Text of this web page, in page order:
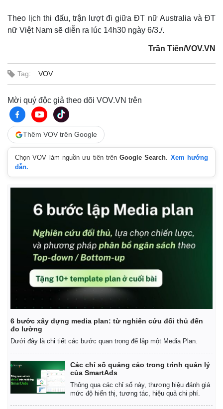
Thế giới
Quan sát
Multimedia
Video
E-Magazine
Theo lịch thi đấu, trận lượt đi giữa ĐT nữ Australia và ĐT
nữ Việt Nam sẽ diễn ra lúc 14h30 ngày 6/3./.
Trần Tiến/VOV.VN
Tag: VOV
Mời quý độc giả theo dõi VOV.VN trên
Thêm VOV trên Google
Chọn VOV làm nguồn ưu tiên trênGoogle Search. Xem hướng
dẫn.
6 bước xây dựng media plan: từ nghiên cứu đối thủ đến
đo lường
Dưới đây là chi tiết các bước quan trọng để lập một Media Plan.
Các chỉ số quảng cáo trong trình quản lý
của SmartAds
Thông qua các chỉ số này, thương hiệu đánh giá
mức độ hiển thị, tương tác, hiệu quả chi phí.